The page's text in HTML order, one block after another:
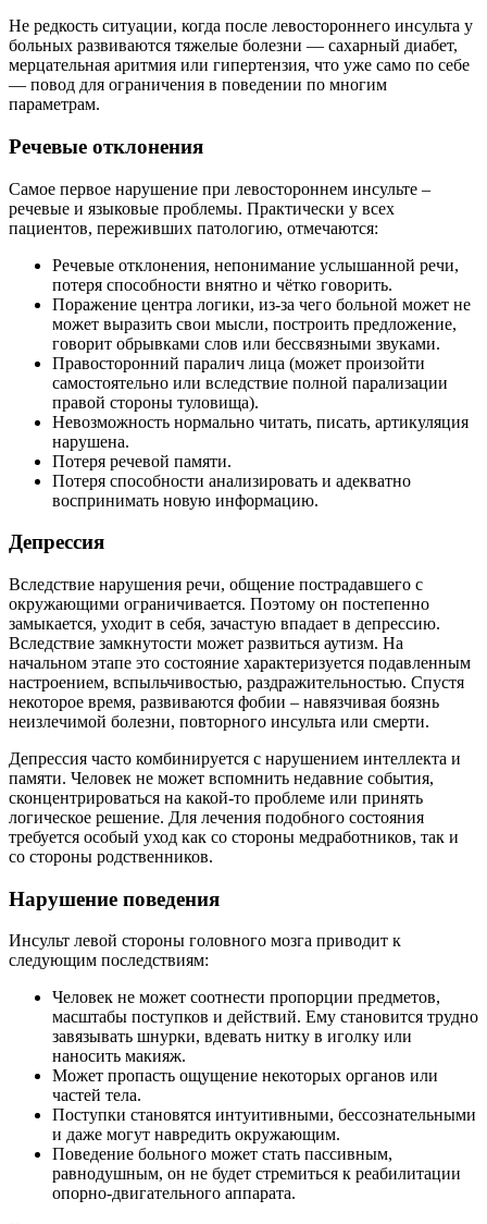
Не редкость ситуации, когда после левостороннего инсульта у
больных развиваются тяжелые болезни — сахарный диабет,
мерцательная аритмия или гипертензия, что уже само по себе
— повод для ограничения в поведении по многим
параметрам.
Речевые отклонения
Самое первое нарушение при левостороннем инсульте –
речевые и языковые проблемы. Практически у всех
пациентов, переживших патологию, отмечаются:
Речевые отклонения, непонимание услышанной речи,
потеря способности внятно и чётко говорить.
Поражение центра логики, из-за чего больной может не
может выразить свои мысли, построить предложение,
говорит обрывками слов или бессвязными звуками.
Правосторонний паралич лица (может произойти
самостоятельно или вследствие полной парализации
правой стороны туловища).
Невозможность нормально читать, писать, артикуляция
нарушена.
Потеря речевой памяти.
Потеря способности анализировать и адекватно
воспринимать новую информацию.
Депрессия
Вследствие нарушения речи, общение пострадавшего с
окружающими ограничивается. Поэтому он постепенно
замыкается, уходит в себя, зачастую впадает в депрессию.
Вследствие замкнутости может развиться аутизм. На
начальном этапе это состояние характеризуется подавленным
настроением, вспыльчивостью, раздражительностью. Спустя
некоторое время, развиваются фобии – навязчивая боязнь
неизлечимой болезни, повторного инсульта или смерти.
Депрессия часто комбинируется с нарушением интеллекта и
памяти. Человек не может вспомнить недавние события,
сконцентрироваться на какой-то проблеме или принять
логическое решение. Для лечения подобного состояния
требуется особый уход как со стороны медработников, так и
со стороны родственников.
Нарушение поведения
Инсульт левой стороны головного мозга приводит к
следующим последствиям:
Человек не может соотнести пропорции предметов,
масштабы поступков и действий. Ему становится трудно
завязывать шнурки, вдевать нитку в иголку или
наносить макияж.
Может пропасть ощущение некоторых органов или
частей тела.
Поступки становятся интуитивными, бессознательными
и даже могут навредить окружающим.
Поведение больного может стать пассивным,
равнодушным, он не будет стремиться к реабилитации
опорно-двигательного аппарата.